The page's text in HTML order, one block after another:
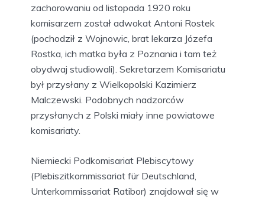
zachorowaniu od listopada 1920 roku
komisarzem został adwokat Antoni Rostek
(pochodził z Wojnowic, brat lekarza Józefa
Rostka, ich matka była z Poznania i tam też
obydwaj studiowali). Sekretarzem Komisariatu
był przysłany z Wielkopolski Kazimierz
Malczewski. Podobnych nadzorców
przysłanych z Polski miały inne powiatowe
komisariaty.
Niemiecki Podkomisariat Plebiscytowy
(Plebiszitkommissariat für Deutschland,
Unterkommissariat Ratibor) znajdował się w